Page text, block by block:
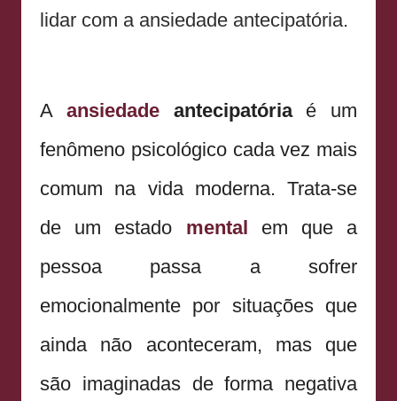
lidar com a ansiedade antecipatória.
A ansiedadeantecipatóriaé um
fenômeno psicológico cada vez mais
comum na vida moderna. Trata-se
de um estado mental em que a
pessoa passa a sofrer
emocionalmente por situações que
ainda não aconteceram, mas que
são imaginadas de forma negativa